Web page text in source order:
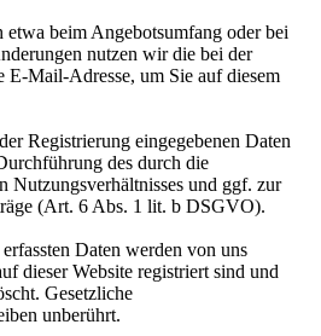
beim Angebotsumfang oder bei
nutzen wir die bei der
E-Mail-Adresse, um Sie auf diesem
Registrierung eingegebenen Daten
des durch die
Nutzungsverhältnisses und ggf. zur
(Art. 6 Abs. 1 lit. b DSGVO).
Daten werden von uns
dieser Website registriert sind und
Gesetzliche
unberührt.